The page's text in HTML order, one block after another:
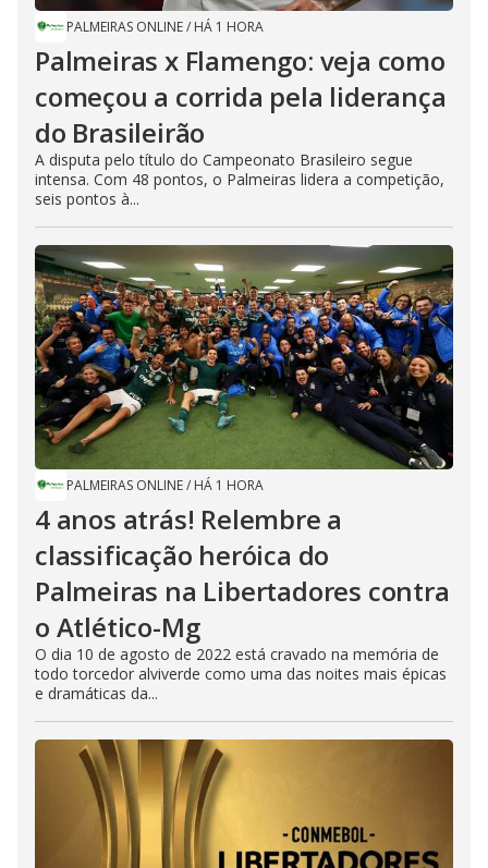
PALMEIRAS ONLINE/ HÁ 1 HORA
Palmeiras x Flamengo: veja como
começou a corrida pela liderança
do Brasileirão
A disputa pelo título do Campeonato Brasileiro segue
intensa. Com 48 pontos, o Palmeiras lidera a competição,
seis pontos à...
PALMEIRAS ONLINE/ HÁ 1 HORA
4 anos atrás! Relembre a
classificação heróica do
Palmeiras na Libertadores contra
o Atlético-Mg
O dia 10 de agosto de 2022 está cravado na memória de
todo torcedor alviverde como uma das noites mais épicas
e dramáticas da...